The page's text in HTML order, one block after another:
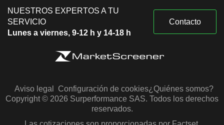
NUESTROS EXPERTOS A TU
SERVICIO
Lunes a viernes, 9-12 h y 14-18 h
Contacto
Aviso legal Configuración de cookies¿Quiénes somos?
Copyright © 2026 Surperformance SAS. Todos los derechos
reservados.